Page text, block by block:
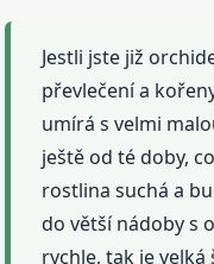
Jestli jste již
převlečení a
umírá s velmi
ještě od té doby,
rostlina suchá a
do větší nádoby s
rychle, tak je velká